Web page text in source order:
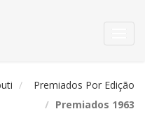
Premiados Por Edição
Premiados 1963